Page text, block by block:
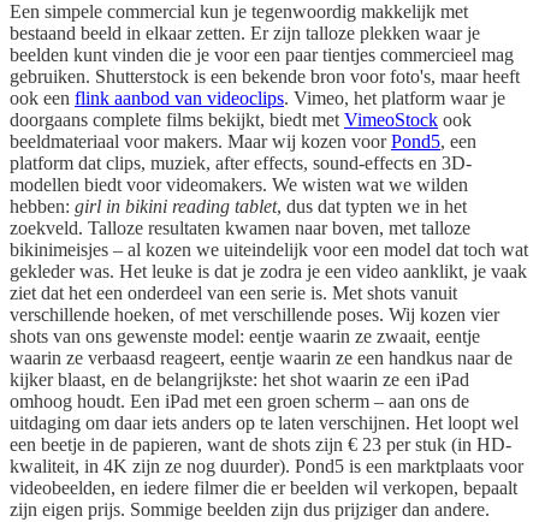
Een simpele commercial kun je tegenwoordig makkelijk met
bestaand beeld in elkaar zetten. Er zijn talloze plekken waar je
beelden kunt vinden die je voor een paar tientjes commercieel mag
gebruiken. Shutterstock is een bekende bron voor foto's, maar heeft
ook een flink aanbod van videoclips. Vimeo, het platform waar je
doorgaans complete films bekijkt, biedt metVimeoStock ook
beeldmateriaal voor makers. Maar wij kozen voorPond5, een
platform dat clips, muziek, after effects, sound-effects en 3D-
modellen biedt voor videomakers. We wisten wat we wilden
hebben: girl in bikini reading tablet, dus dat typten we in het
zoekveld. Talloze resultaten kwamen naar boven, met talloze
bikinimeisjes – al kozen we uiteindelijk voor een model dat toch wat
gekleder was. Het leuke is dat je zodra je een video aanklikt, je vaak
ziet dat het een onderdeel van een serie is. Met shots vanuit
verschillende hoeken, of met verschillende poses. Wij kozen vier
shots van ons gewenste model: eentje waarin ze zwaait, eentje
waarin ze verbaasd reageert, eentje waarin ze een handkus naar de
kijker blaast, en de belangrijkste: het shot waarin ze een iPad
omhoog houdt. Een iPad met een groen scherm – aan ons de
uitdaging om daar iets anders op te laten verschijnen. Het loopt wel
een beetje in de papieren, want de shots zijn € 23 per stuk (in HD-
kwaliteit, in 4K zijn ze nog duurder). Pond5 is een marktplaats voor
videobeelden, en iedere filmer die er beelden wil verkopen, bepaalt
zijn eigen prijs. Sommige beelden zijn dus prijziger dan andere.